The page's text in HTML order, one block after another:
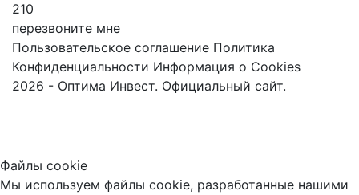
210
перезвоните мне
Пользовательское соглашение Политика
Конфиденциальности Информация о Cookies
2026 - Оптима Инвест. Официальный сайт.
Файлы cookie
Мы используем файлы cookie, разработанные нашими